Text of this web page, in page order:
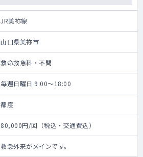
JR美祢線
山口県美祢市
救命救急科・不問
毎週日曜日 9:00～18:00
都度
80,000円/回（税込・交通費込）
救急外来がメインです。